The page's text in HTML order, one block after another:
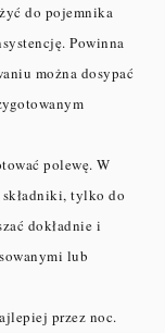
do pojemnika
Powinna
można dosypać
polewę. W
tylko do
dokładnie i
lub
przez noc.